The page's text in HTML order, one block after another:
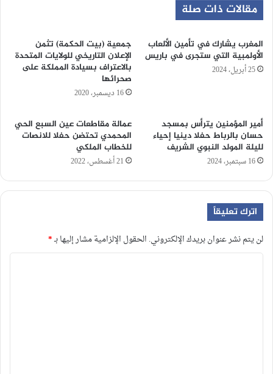
مقالات ذات صلة
المغرب يشارك في تأمين الألعاب
الأولمبية التي ستجرى في باريس
25 أبريل، 2024
جمعية (بيت الحكمة) تثمن
الإعلان التاريخي للولايات المتحدة
بالاعتراف بسيادة المملكة على
صحرائها
16 ديسمبر، 2020
أمير المؤمنين يترأس بمسجد
حسان بالرباط حفلا دينيا إحياء
لليلة المولد النبوي الشريف
16 سبتمبر، 2024
عمالة مقاطعات عين السبع الحي
المحمدي تحتضن حفلا للانصات
للخطاب الملكي
21 أغسطس، 2022
اترك تعليقاً
لن يتم نشر عنوان بريدك الإلكتروني. الحقول الإلزامية مشار إليها بـ*